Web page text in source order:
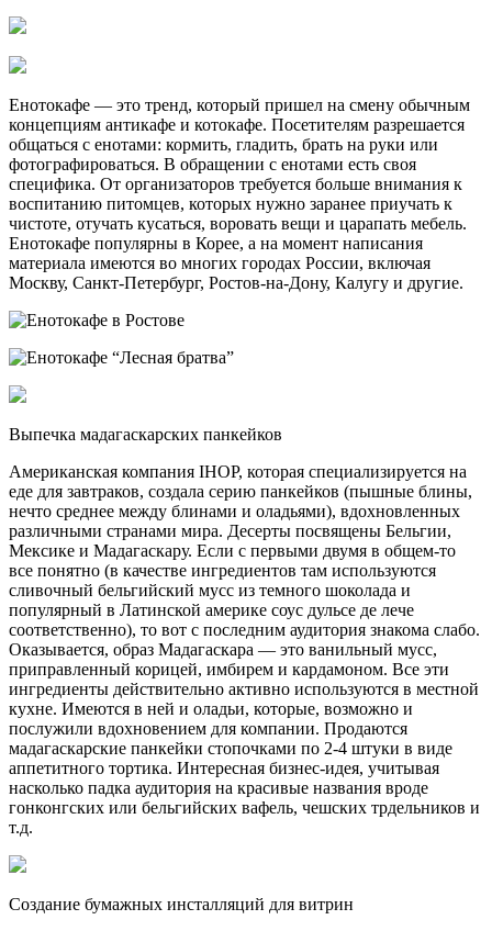
Енотокафе — это тренд, который пришел на смену обычным
концепциям антикафе и котокафе. Посетителям разрешается
общаться с енотами: кормить, гладить, брать на руки или
фотографироваться. В обращении с енотами есть своя
специфика. От организаторов требуется больше внимания к
воспитанию питомцев, которых нужно заранее приучать к
чистоте, отучать кусаться, воровать вещи и царапать мебель.
Енотокафе популярны в Корее, а на момент написания
материала имеются во многих городах России, включая
Москву, Санкт-Петербург, Ростов-на-Дону, Калугу и другие.
Выпечка мадагаскарских панкейков
Американская компания IHOP, которая специализируется на
еде для завтраков, создала серию панкейков (пышные блины,
нечто среднее между блинами и оладьями), вдохновленных
различными странами мира. Десерты посвящены Бельгии,
Мексике и Мадагаскару. Если с первыми двумя в общем-то
все понятно (в качестве ингредиентов там используются
сливочный бельгийский мусс из темного шоколада и
популярный в Латинской америке соус дульсе де лече
соответственно), то вот с последним аудитория знакома слабо.
Оказывается, образ Мадагаскара — это ванильный мусс,
приправленный корицей, имбирем и кардамоном. Все эти
ингредиенты действительно активно используются в местной
кухне. Имеются в ней и оладьи, которые, возможно и
послужили вдохновением для компании. Продаются
мадагаскарские панкейки стопочками по 2-4 штуки в виде
аппетитного тортика. Интересная бизнес-идея, учитывая
насколько падка аудитория на красивые названия вроде
гонконгских или бельгийских вафель, чешских трдельников и
т.д.
Создание бумажных инсталляций для витрин